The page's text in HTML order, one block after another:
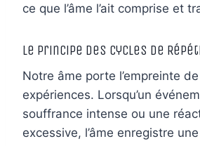
ce que l’âme l’ait comprise et
Le Principe des Cycles de
Notre âme porte l’empreinte
expériences. Lorsqu’un
souffrance intense ou une
excessive, l’âme enregistre une